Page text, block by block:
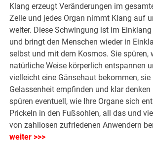
Klang erzeugt Veränderungen im
Zelle und jedes Organ nimmt Klang auf
weiter. Diese Schwingung ist im
und bringt den Menschen wieder in
selbst und mit dem Kosmos. Sie spüren,
natürliche Weise körperlich entspannen
vielleicht eine Gänsehaut bekommen, sie
Gelassenheit empfinden und klar denken
spüren eventuell, wie Ihre Organe sich
Prickeln in den Fußsohlen, all das und
von zahllosen zufriedenen Anwendern
weiter >>>